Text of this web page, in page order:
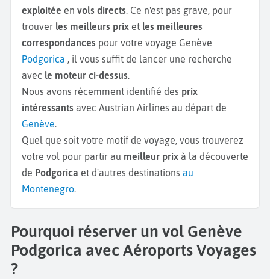
exploitée en vols directs. Ce n'est pas grave, pour
trouver les meilleurs prix et les meilleures
correspondances pour votre voyage Genève
Podgorica , il vous suffit de lancer une recherche
avec le moteur ci-dessus.
Nous avons récemment identifié des prix
intéressants avec Austrian Airlines au départ de
Genève.
Quel que soit votre motif de voyage, vous trouverez
votre vol pour partir au meilleur prix à la découverte
de Podgorica et d'autres destinations au
Montenegro.
Pourquoi réserver un vol Genève
Podgorica avec Aéroports Voyages
?